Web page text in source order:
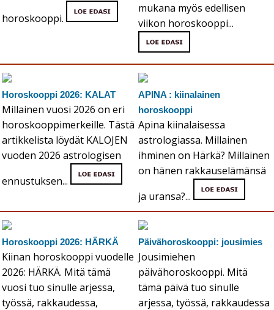
horoskooppi.
mukana myös edellisen
viikon horoskooppi...
Horoskooppi 2026: KALAT
Millainen vuosi 2026 on eri
horoskooppimerkeille. Tästä
artikkelista löydät KALOJEN
vuoden 2026 astrologisen
ennustuksen...
APINA : kiinalainen
horoskooppi
Apina kiinalaisessa
astrologiassa. Millainen
ihminen on Härkä? Millainen
on hänen rakkauselämänsä
ja uransa?...
Horoskooppi 2026: HÄRKÄ
Kiinan horoskooppi vuodelle
2026: HÄRKÄ. Mitä tämä
vuosi tuo sinulle arjessa,
työssä, rakkaudessa,
Päivähoroskooppi: jousimies
Jousimiehen
päivähoroskooppi. Mitä
tämä päivä tuo sinulle
arjessa, työssä, rakkaudessa